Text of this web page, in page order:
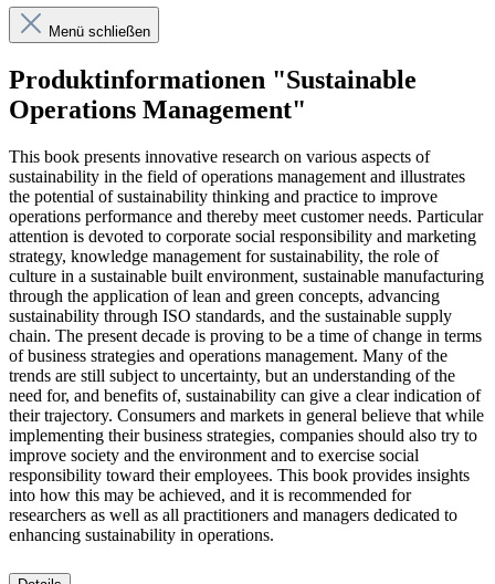
Menü schließen
Produktinformationen "Sustainable
Operations Management"
This book presents innovative research on various aspects of
sustainability in the field of operations management and illustrates
the potential of sustainability thinking and practice to improve
operations performance and thereby meet customer needs. Particular
attention is devoted to corporate social responsibility and marketing
strategy, knowledge management for sustainability, the role of
culture in a sustainable built environment, sustainable manufacturing
through the application of lean and green concepts, advancing
sustainability through ISO standards, and the sustainable supply
chain. The present decade is proving to be a time of change in terms
of business strategies and operations management. Many of the
trends are still subject to uncertainty, but an understanding of the
need for, and benefits of, sustainability can give a clear indication of
their trajectory. Consumers and markets in general believe that while
implementing their business strategies, companies should also try to
improve society and the environment and to exercise social
responsibility toward their employees. This book provides insights
into how this may be achieved, and it is recommended for
researchers as well as all practitioners and managers dedicated to
enhancing sustainability in operations.